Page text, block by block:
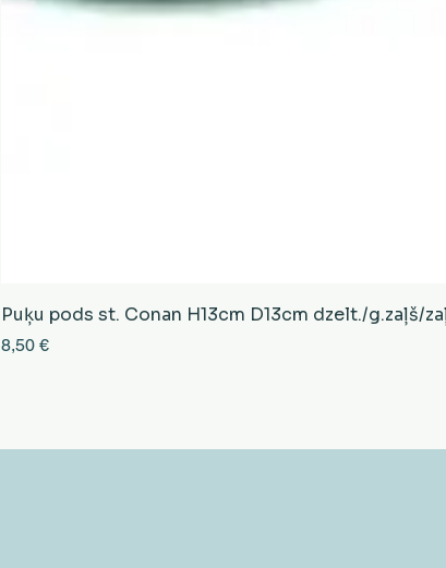
Puķu pods st. Conan H13cm D13cm dzelt./g.zaļš/
Cena
8,50 €